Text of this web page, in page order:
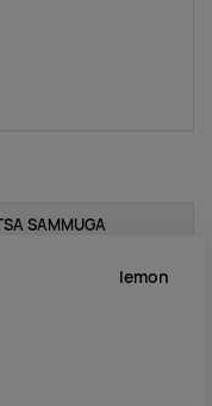
SAMMUGA
lemon